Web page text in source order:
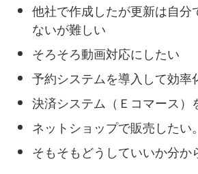
他社で作成したが更新は自分
ないが難しい
そろそろ動画対応にしたい
予約システムを導入して効率
決済システム（Ｅコマース）
ネットショップで販売したい。
そもそもどうしていいか分か